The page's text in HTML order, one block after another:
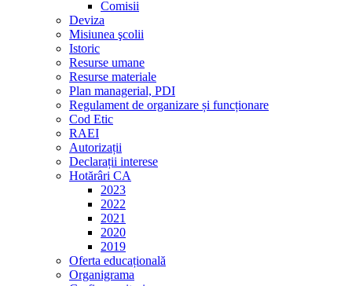
Comisii
Deviza
Misiunea şcolii
Istoric
Resurse umane
Resurse materiale
Plan managerial, PDI
Regulament de organizare și funcționare
Cod Etic
RAEI
Autorizații
Declarații interese
Hotărâri CA
2023
2022
2021
2020
2019
Oferta educațională
Organigrama